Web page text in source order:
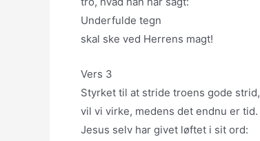
Underfulde tegn
skal ske ved Herrens magt!
Vers 3
Styrket til at stride troens gode strid,
vil vi virke, medens det endnu er tid.
Jesus selv har givet løftet i sit ord: